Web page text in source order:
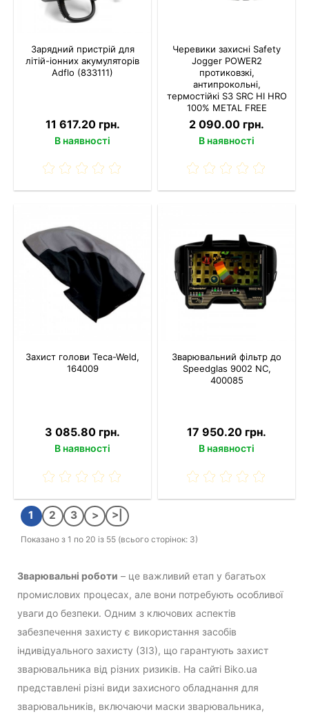
Зарядний пристрій для
літій-іонних акумуляторів
Adflo (833111)
11 617.20 грн.
В наявності
Черевики захисні Safety
Jogger POWER2
протиковзкі,
антипрокольні,
термостійкі S3 SRC HI HRO
100% METAL FREE
2 090.00 грн.
В наявності
Захист голови Teca-Weld,
164009
3 085.80 грн.
В наявності
Зварювальний фільтр до
Speedglas 9002 NC,
400085
17 950.20 грн.
В наявності
1 2 3 > >|
Показано з 1 по 20 із 55 (всього сторінок: 3)
Зварювальні роботи – це важливий етап у багатьох
промислових процесах, але вони потребують особливої
уваги до безпеки. Одним з ключових аспектів
забезпечення захисту є використання засобів
індивідуального захисту (ЗІЗ), що гарантують захист
зварювальника від різних ризиків. На сайті Biko.ua
представлені різні види захисного обладнання для
зварювальників, включаючи маски зварювальника,